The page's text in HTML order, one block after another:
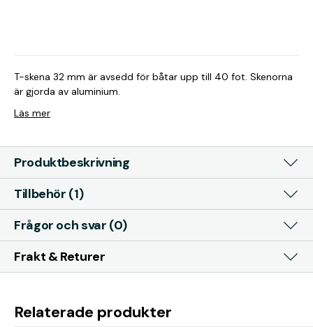
T-skena 32 mm är avsedd för båtar upp till 40 fot. Skenorna
är gjorda av aluminium.
Läs mer
Produktbeskrivning
Tillbehör (1)
Frågor och svar (0)
Frakt & Returer
Relaterade produkter